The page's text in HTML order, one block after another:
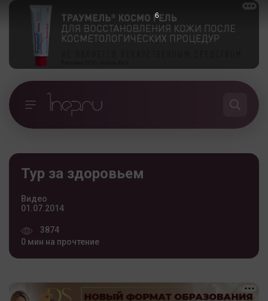
Тур за здоровьем
Видео
01.07.2014
3874
0 мин на прочтение
5